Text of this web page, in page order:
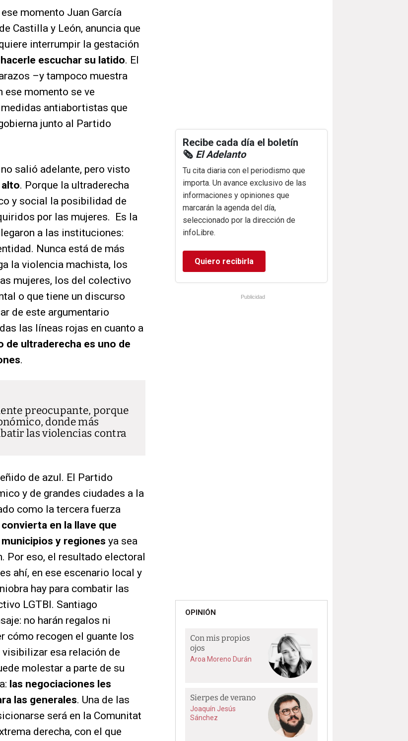
momento Juan García
Castilla y León, anuncia que
interrumpir la gestación
escuchar su latido. El
–y tampoco muestra
ese momento se ve
antiabortistas que
junto al Partido
salió adelante, pero visto
alto. Porque la ultraderecha
y social la posibilidad de
por las mujeres. Es la
a las instituciones:
Nunca está de más
la violencia machista, los
mujeres, los del colectivo
o que tiene un discurso
de este argumentario
las líneas rojas en cuanto a
de ultraderecha es uno de
.
preocupante, porque
donde más
las violencias contra
de azul. El Partido
y de grandes ciudades a la
como la tercera fuerza
en la llave que
y regiones ya sea
Por eso, el resultado electoral
ahí, en ese escenario local y
hay para combatir las
LGTBI. Santiago
no harán regalos ni
cómo recogen el guante los
esa relación de
molestar a parte de su
las negociaciones les
las generales. Una de las
será en la Comunitat
derecha, con el que
Recibe cada día el boletín
🗞️ El Adelanto
Tu cita diaria con el periodismo que
importa. Un avance exclusivo de las
informaciones y opiniones que
marcarán la agenda del día,
seleccionado por la dirección de
infoLibre.
Quiero recibirla
Publicidad
OPINIÓN
Con mis propios
ojos
Aroa Moreno Durán
Sierpes de verano
Joaquín Jesús
Sánchez